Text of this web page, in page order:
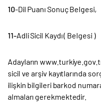
10-Dil Puanı Sonuç Belgesi,
11-Adli Sicil Kaydı ( Belgesi )
Adayların
sicil ve arşiv kayıtlarında
ilişkin bilgileri barkod
almaları gerekmektedir.